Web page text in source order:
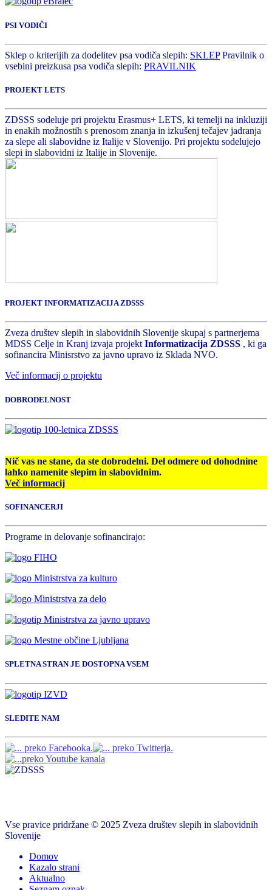
PSI VODIČI
Sklep o kriterijih za dodelitev psa vodiča slepih: SKLEPPravilnik o
vsebini preizkusa psa vodiča slepih: PRAVILNIK
PROJEKT LETS
ZDSSS sodeluje pri projektu Erasmus+ LETS, ki temelji na inkluziji
in enakih možnostih s prenosom znanja in izkušenj tečajev jadranja
za slepe ali slabovidne iz Italije v Slovenijo. Pri projektu sodelujejo
slepi in slabovidni iz Italije in Slovenije.
PROJEKT INFORMATIZACIJA ZDSSS
Zveza društev slepih in slabovidnih Slovenije skupaj s partnerjema
MDSS Celje in Kranj izvaja projektInformatizacija ZDSSS , ki ga
sofinancira Minisrstvo za javno upravo iz Sklada NVO.
Več informacij o projektu
DOBRODELNOST
Nič vas ne stane, da ste dobrodelni. Del odmere od dohodnine
lahko namenite slepim in slabovidnim.
Več informacij
SOFINANCERJI
Programe in delovanje sofinancirajo:
SPLETNA STRAN JE DOSTOPNA VSEM
SLEDITE NAM
Vse pravice pridržane © 2025 Zveza društev slepih in slabovidnih
Slovenije
Domov
Kazalo strani
Aktualno